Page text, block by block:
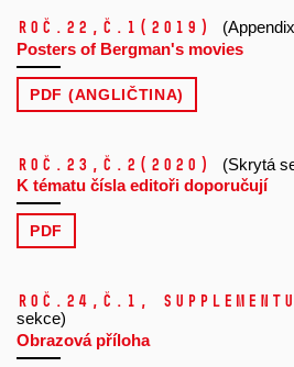
Roč.22, č.1 (2019)
Posters of Bergman's movies
PDF (ANGLIČTINA)
Roč.23, č.2 (2020)
(Skrytá
K tématu čísla editoři doporučují
PDF
Roč.24, č.1,
sekce)
Obrazová příloha